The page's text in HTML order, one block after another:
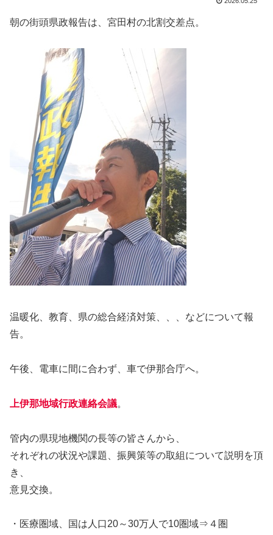
朝の街頭県政報告は、宮田村の北割交差点。
温暖化、教育、県の総合経済対策、、、などについて報
告。
午後、電車に間に合わず、車で伊那合庁へ。
上伊那地域行政連絡会議。
管内の県現地機関の長等の皆さんから、
それぞれの状況や課題、振興策等の取組について説明を頂
き、
意見交換。
・医療圏域、国は人口20～30万人で10圏域⇒４圏